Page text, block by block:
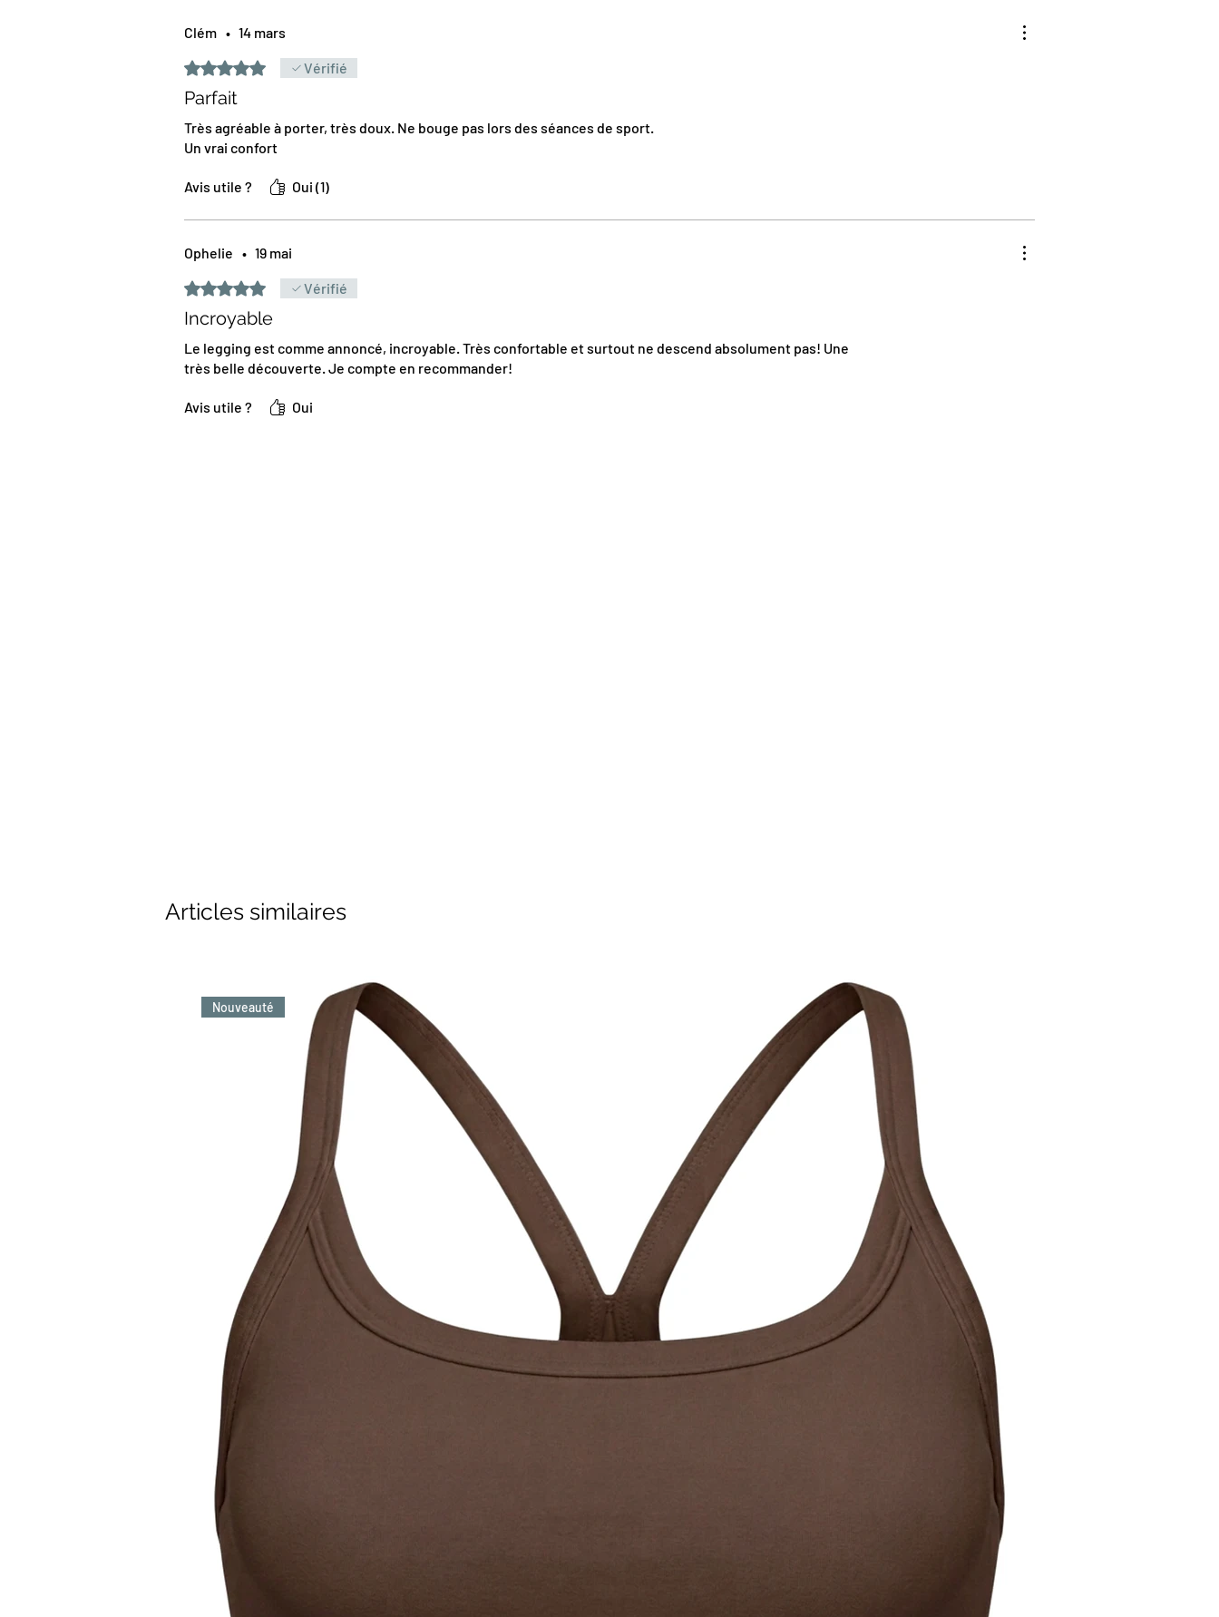
Clém • 14 mars
Noté 5 sur 5. Vérifié
Parfait
Très agréable à porter, très doux. Ne bouge pas lors des séances de sport.
Un vrai confort
Avis utile ? Oui (1)
Ophelie • 19 mai
Noté 5 sur 5. Vérifié
Incroyable
Le legging est comme annoncé, incroyable. Très confortable et surtout ne descend absolument pas! Une
très belle découverte. Je compte en recommander!
Avis utile ? Oui
Articles similaires
Nouveauté